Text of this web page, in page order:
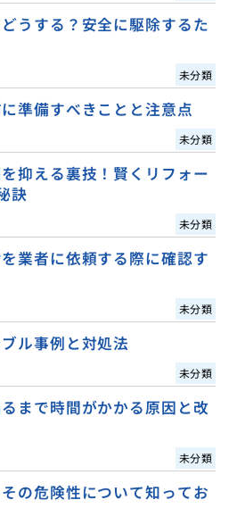
うする？安全に駆除するた
未分類
準備すべきことと注意点
未分類
抑える裏技！賢くリフォー
訣
未分類
業者に依頼する際に確認す
未分類
ル事例と対処法
未分類
まで時間がかかる原因と改
未分類
の危険性について知ってお